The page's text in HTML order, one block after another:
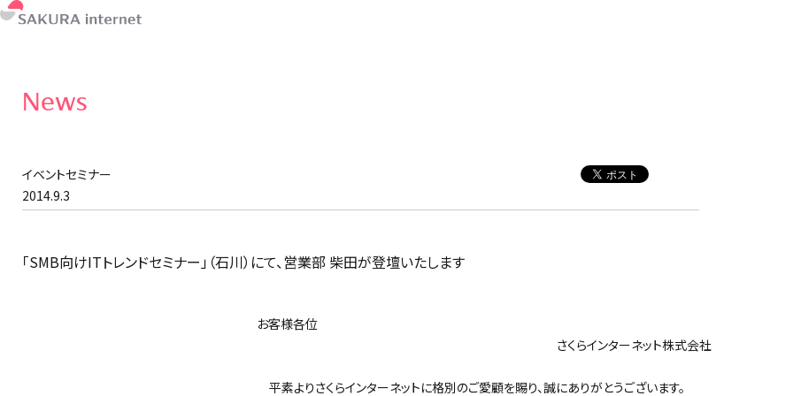
News
イベントセミナー
2014.9.3
「SMB向けITトレンドセミナー」（石川）にて、営業部 柴田が登壇いたします
お客様各位
さくらインターネット株式会社
平素よりさくらインターネットに格別のご愛顧を賜り、誠にありがとうございます。